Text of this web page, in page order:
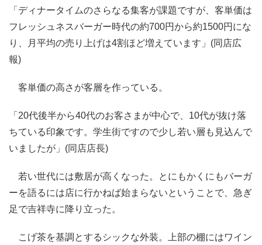
「ディナータイムのさらなる集客が課題ですが、客単価は
フレッシュネスバーガー時代の約700円から約1500円にな
り、月平均の売り上げは4割ほど増えています」(同店広
報)
客単価の高さが客層を作っている。
「20代後半から40代のお客さまが中心で、10代が抜け落
ちている印象です。学生街ですので少し若い層も見込んで
いましたが」(同店店長)
若い世代には敷居が高くなった。とにもかくにもバーガ
ーを語るには店に行かねば始まらないということで、急ぎ
足で吉祥寺に降り立った。
こげ茶を基調とするシックな外装。上部の棚にはワイン